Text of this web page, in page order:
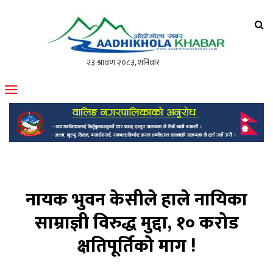
मोफसलकै लोकप्रिय अनलाइन पत्रिका
नायक भुवन केसीले हाले नायिका
साम्राज्ञी विरुद्ध मुद्दा, १० करोड
क्षतिपूर्तिको माग !